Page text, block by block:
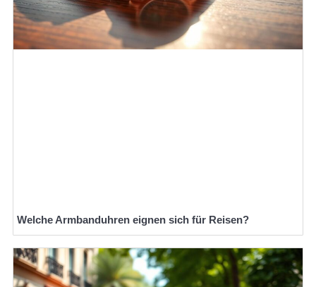
Welche Armbanduhren eignen sich für Reisen?